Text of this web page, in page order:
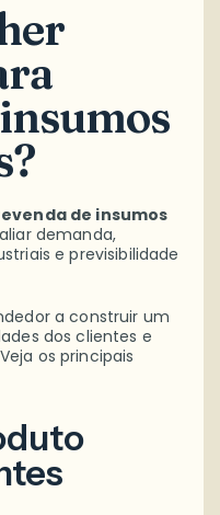
de insumos
demanda,
e previsibilidade
a construir um
dos clientes e
os principais